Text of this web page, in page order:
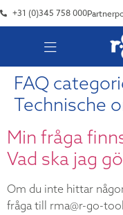
+31 (0)345 758 000
FAQ
Technische
Min fråga
Vad ska jag
Om du inte hittar
fråga till rma@r-go-